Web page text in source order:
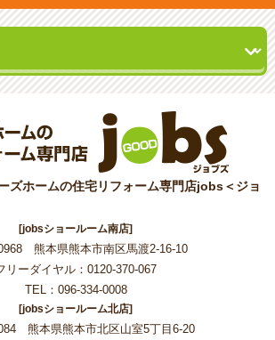
ズホームの住宅リフォーム専門店jobs＜ジョ
[jobsショールーム南店]
熊本県熊本市南区馬渡2-16-10
リーダイヤル：0120-370-067
TEL：096-334-0008
[jobsショールーム北店]
熊本県熊本市北区山室5丁目6-20